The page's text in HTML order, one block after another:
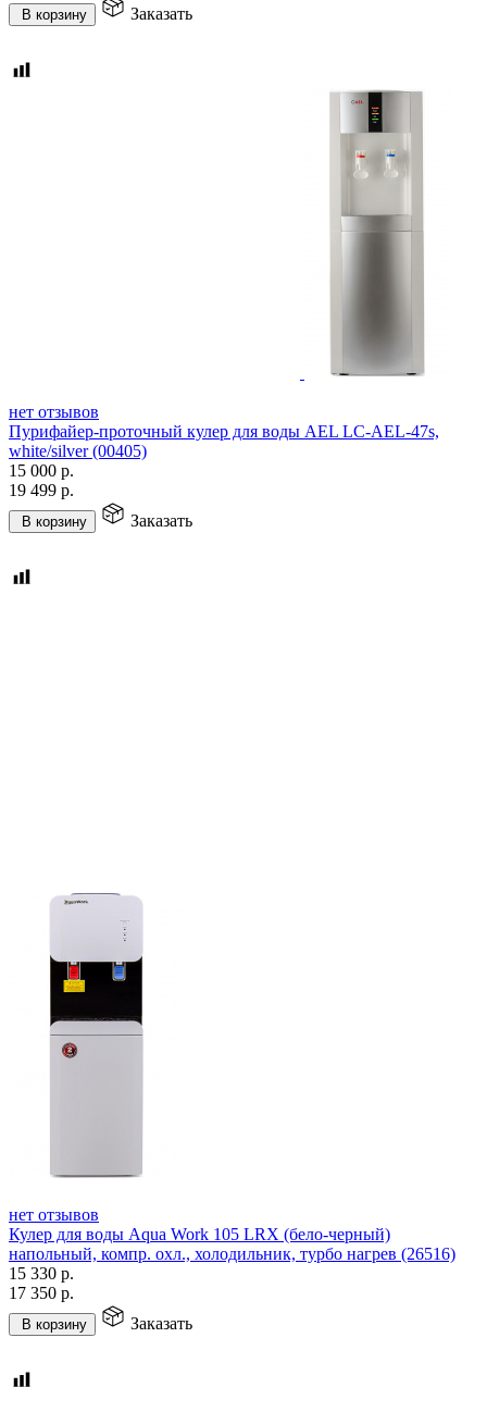
В корзину Заказать
нет отзывов
Пурифайер-проточный кулер для воды AEL LС-AEL-47s,
white/silver (00405)
15 000 р.
19 499 р.
В корзину Заказать
нет отзывов
Кулер для воды Aqua Work 105 LRX (бело-черный)
напольный, компр. охл., холодильник, турбо нагрев (26516)
15 330 р.
17 350 р.
В корзину Заказать